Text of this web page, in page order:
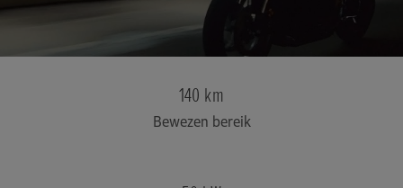
140 km
Bewezen bereik